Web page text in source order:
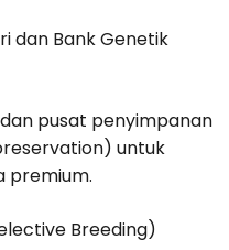
dan Bank Genetik
pusat penyimpanan
untuk
premium.
Breeding)